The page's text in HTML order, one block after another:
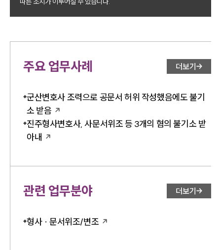
주요 업무사례 더보기
군산변호사 조력으로 공문서 허위 작성했음에도 불기
소 받음
진주형사변호사, 사문서위조 등 3개의 혐의 불기소 받
아내
관련 업무분야 더보기
형사 · 문서위조/변조